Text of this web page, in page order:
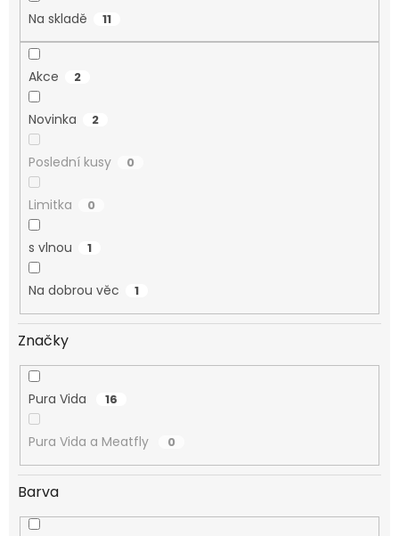
Na skladě 11
Akce 2
Novinka 2
Poslední kusy 0
Limitka 0
s vlnou 1
Na dobrou věc 1
Značky
Pura Vida 16
Pura Vida a Meatfly 0
Barva